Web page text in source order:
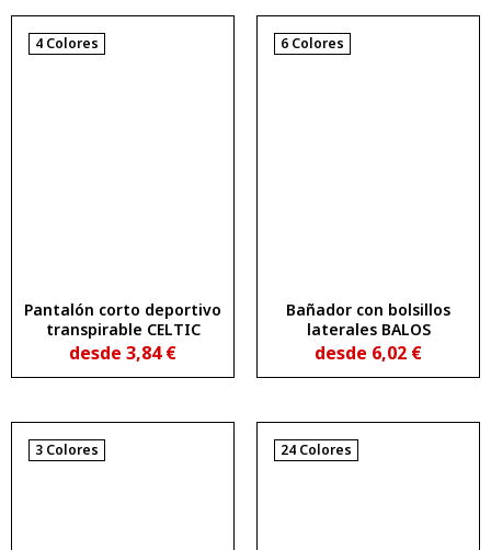
4 Colores
Pantalón corto deportivo
transpirable CELTIC
desde 3,84€
6 Colores
Bañador con bolsillos
laterales BALOS
desde 6,02 €
3 Colores 24 Colores